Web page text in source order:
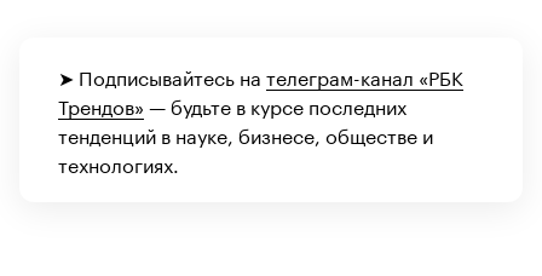
➤ Подписывайтесь на телеграм-канал «РБК
Трендов» — будьте в курсе последних
тенденций в науке, бизнесе, обществе и
технологиях.